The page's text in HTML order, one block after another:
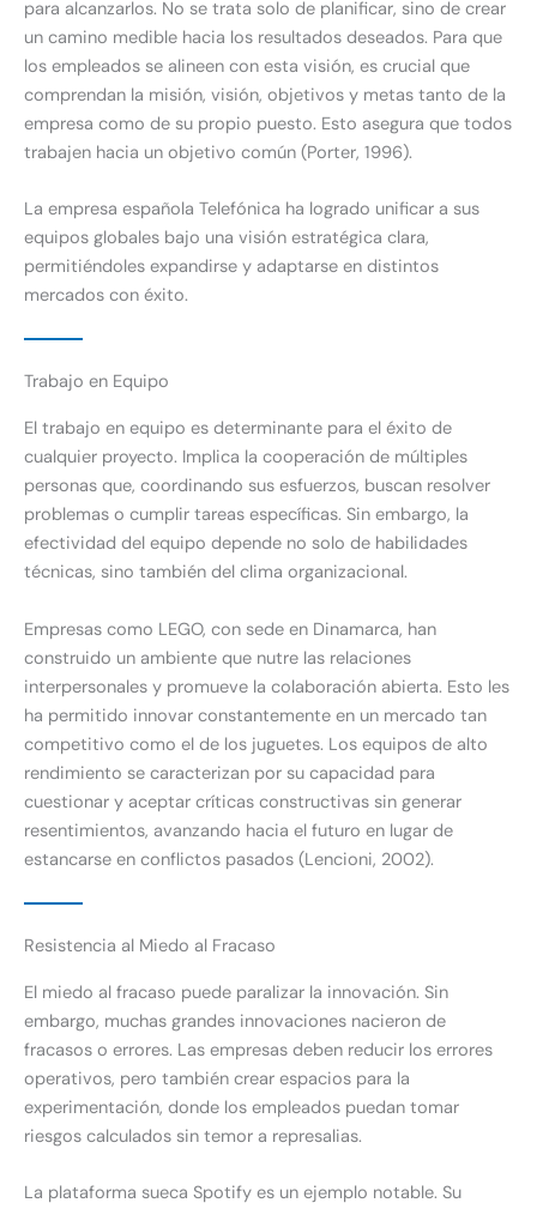
para alcanzarlos. No se trata solo de planificar, sino de crear
un camino medible hacia los resultados deseados. Para que
los empleados se alineen con esta visión, es crucial que
comprendan la misión, visión, objetivos y metas tanto de la
empresa como de su propio puesto. Esto asegura que todos
trabajen hacia un objetivo común (Porter, 1996).
La empresa española Telefónica ha logrado unificar a sus
equipos globales bajo una visión estratégica clara,
permitiéndoles expandirse y adaptarse en distintos
mercados con éxito.
Trabajo en Equipo
El trabajo en equipo es determinante para el éxito de
cualquier proyecto. Implica la cooperación de múltiples
personas que, coordinando sus esfuerzos, buscan resolver
problemas o cumplir tareas específicas. Sin embargo, la
efectividad del equipo depende no solo de habilidades
técnicas, sino también del clima organizacional.
Empresas como LEGO, con sede en Dinamarca, han
construido un ambiente que nutre las relaciones
interpersonales y promueve la colaboración abierta. Esto les
ha permitido innovar constantemente en un mercado tan
competitivo como el de los juguetes. Los equipos de alto
rendimiento se caracterizan por su capacidad para
cuestionar y aceptar críticas constructivas sin generar
resentimientos, avanzando hacia el futuro en lugar de
estancarse en conflictos pasados (Lencioni, 2002).
Resistencia al Miedo al Fracaso
El miedo al fracaso puede paralizar la innovación. Sin
embargo, muchas grandes innovaciones nacieron de
fracasos o errores. Las empresas deben reducir los errores
operativos, pero también crear espacios para la
experimentación, donde los empleados puedan tomar
riesgos calculados sin temor a represalias.
La plataforma sueca Spotify es un ejemplo notable. Su